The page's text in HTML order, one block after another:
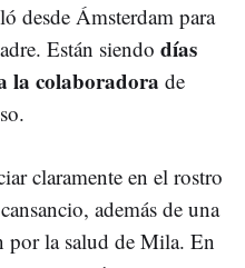
desde Ámsterdam para
Están siendo días
la colaboradora de
claramente en el rostro
además de una
por la salud de Mila. En